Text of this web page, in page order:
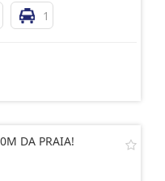
1
DA PRAIA!